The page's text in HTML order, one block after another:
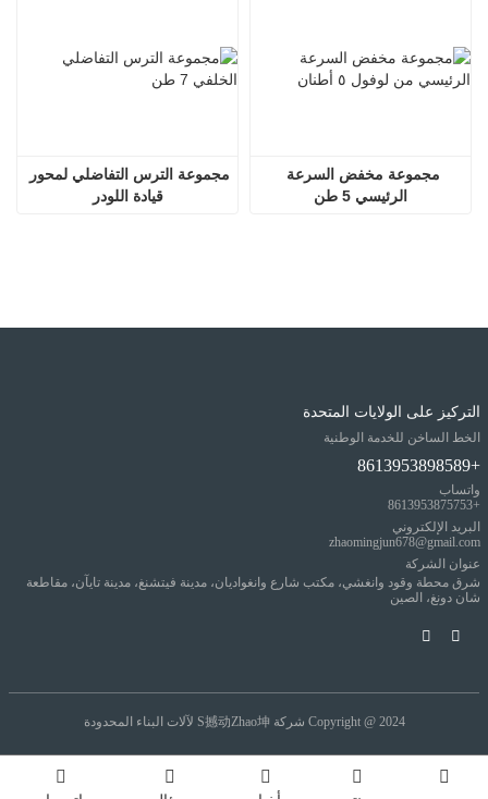
قيادة اللودر
الرئيسي 5 طن
التركيز على الولايات المتحدة
الخط الساخن للخدمة الوطنية
+8613953898589
واتساب
+8613953875753
البريد الإلكتروني
zhaomingjun678@gmail.com
عنوان الشركة
شرق محطة وقود وانغشي، مكتب شارع وانغواديان، مدينة فيتشنغ، مدينة تايآن، مقاطعة
شان دونغ، الصين
Copyright @ 2024 شركة S撼动Zhao坤 لآلات البناء المحدودة